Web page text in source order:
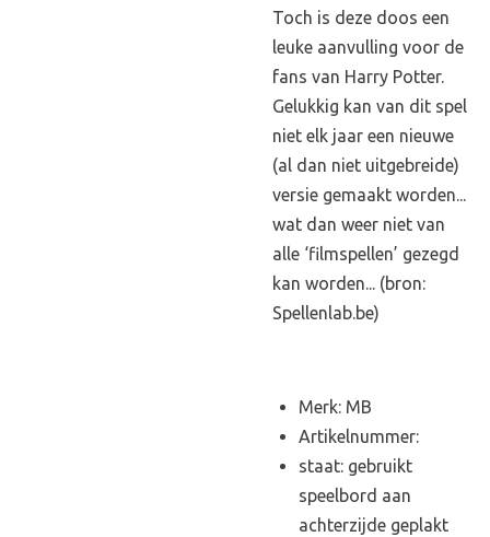
Toch is deze doos een
leuke aanvulling voor de
fans van Harry Potter.
Gelukkig kan van dit spel
niet elk jaar een nieuwe
(al dan niet uitgebreide)
versie gemaakt worden...
wat dan weer niet van
alle ‘filmspellen’ gezegd
kan worden... (bron:
Spellenlab.be)
Merk: MB
Artikelnummer:
staat: gebruikt
speelbord aan
achterzijde geplakt